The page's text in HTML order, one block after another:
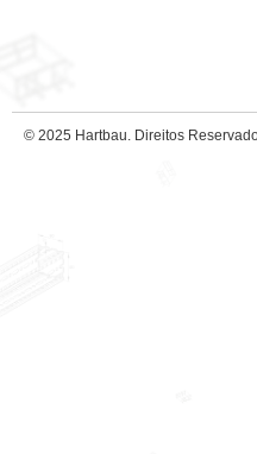
© 2025 Hartbau. Direitos